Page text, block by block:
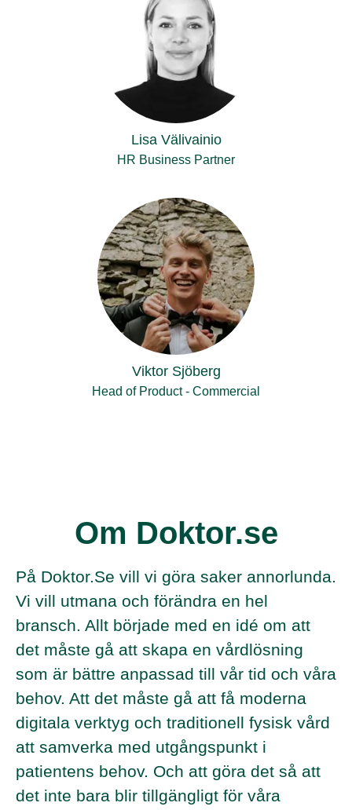
Lisa Välivainio
HR Business Partner
Viktor Sjöberg
Head of Product - Commercial
Om Doktor.se
På Doktor.Se vill vi göra saker annorlunda.
Vi vill utmana och förändra en hel
bransch. Allt började med en idé om att
det måste gå att skapa en vårdlösning
som är bättre anpassad till vår tid och våra
behov. Att det måste gå att få moderna
digitala verktyg och traditionell fysisk vård
att samverka med utgångspunkt i
patientens behov. Och att göra det så att
det inte bara blir tillgängligt för våra